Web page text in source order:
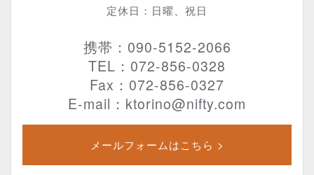
定休日：日曜、祝日
携帯：090-5152-2066
TEL：072-856-0328
Fax：072-856-0327
E-mail：ktorino@nifty.com
メールフォームはこちら >